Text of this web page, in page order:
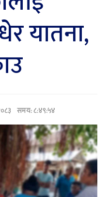
यातना,
समय: ८:४९:५४